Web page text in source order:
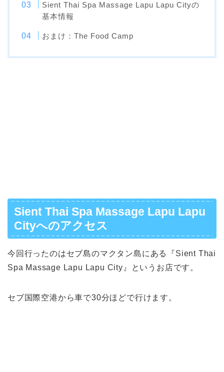
Sient Thai Spa Massage Lapu Lapu Cityの
基本情報
おまけ：The Food Camp
Sient Thai Spa Massage Lapu Lapu
Cityへのアクセス
今回行ったのはセブ島のマクタン島にある『Sient Thai
Spa Massage Lapu Lapu City』というお店です。
セブ国際空港から車で30分ほどで行けます。